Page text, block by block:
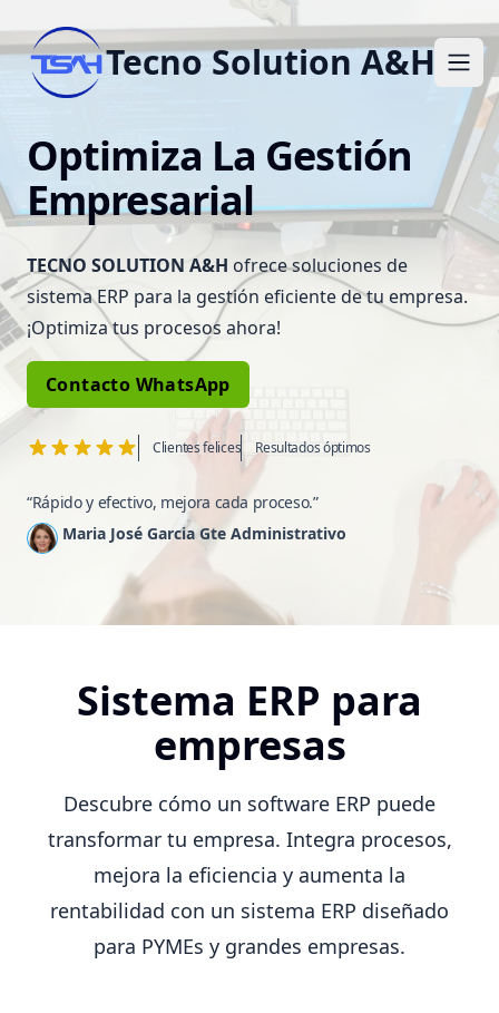
Tecno Solution A&H
Optimiza La Gestión
Empresarial
TECNO SOLUTION A&H ofrece soluciones de
sistema ERP para la gestión eficiente de tu empresa.
¡Optimiza tus procesos ahora!
Contacto WhatsApp
Clientes felices Resultados óptimos
“Rápido y efectivo, mejora cada proceso.”
Maria José Garcia Gte Administrativo
Sistema ERP para
empresas
Descubre cómo un software ERP puede
transformar tu empresa. Integra procesos,
mejora la eficiencia y aumenta la
rentabilidad con un sistema ERP diseñado
para PYMEs y grandes empresas.